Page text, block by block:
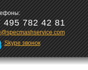
495 782 42 81
Skype звонок